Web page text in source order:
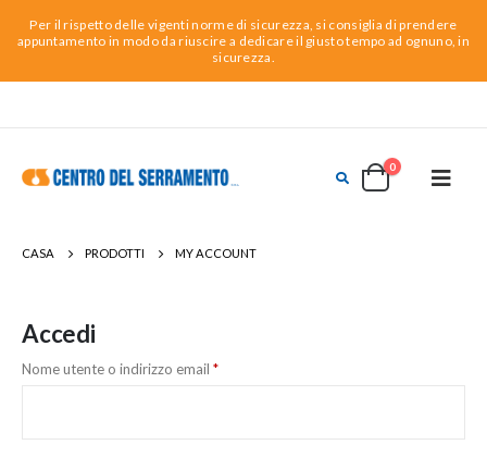
Per il rispetto delle vigenti norme di sicurezza, si consiglia di prendere
appuntamento in modo da riuscire a dedicare il giusto tempo ad ognuno, in
sicurezza.
0
CASA PRODOTTI MY ACCOUNT
Accedi
Nome utente o indirizzo email *